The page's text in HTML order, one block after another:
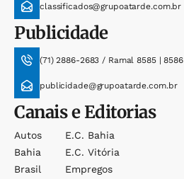
classificados@grupoatarde.com.br
Publicidade
(71) 2886-2683 / Ramal 8585 | 8586
publicidade@grupoatarde.com.br
Canais e Editorias
Autos
Bahia
Brasil
E.c. Bahia
E.c. Vitória
Empregos